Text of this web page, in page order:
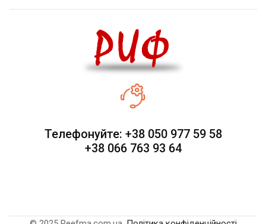
Телефонуйте: +38 050 977 59 58
+38 066 763 93 64